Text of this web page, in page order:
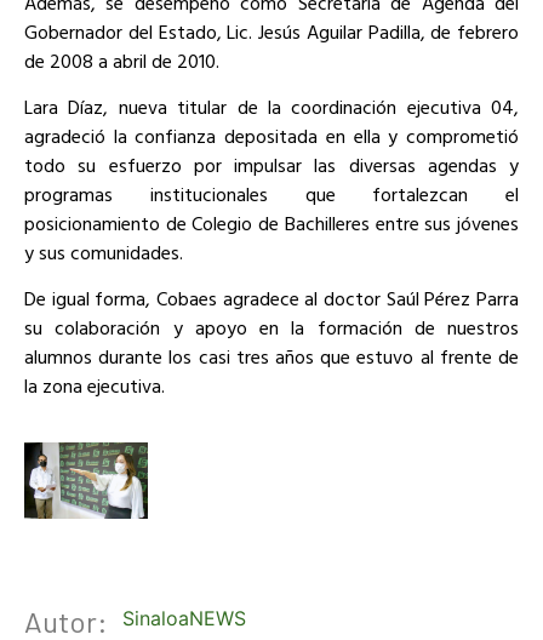
Gobernador del Estado, Lic. Jesús Aguilar Padilla, de febrero
de 2008 a abril de 2010.
Lara Díaz, nueva titular de la coordinación ejecutiva 04,
agradeció la confianza depositada en ella y comprometió
todo su esfuerzo por impulsar las diversas agendas y
programas institucionales que fortalezcan el
posicionamiento de Colegio de Bachilleres entre sus jóvenes
y sus comunidades.
De igual forma, Cobaes agradece al doctor Saúl Pérez Parra
su colaboración y apoyo en la formación de nuestros
alumnos durante los casi tres años que estuvo al frente de
la zona ejecutiva.
Autor: SinaloaNEWS